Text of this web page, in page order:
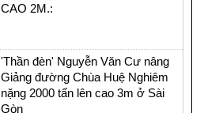
CAO 2M.:
'Thần đèn' Nguyễn Văn Cư nâng
Giảng đường Chùa Huệ Nghiêm
nặng 2000 tấn lên cao 3m ở Sài
Gòn